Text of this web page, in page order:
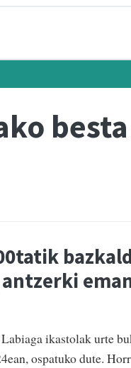
ikastolak urte
ospatuko dute.